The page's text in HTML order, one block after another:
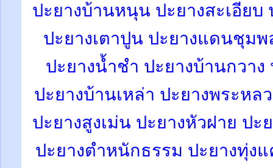
ปะยางบ้านหนุน ปะยางสะเอียบ
ปะยางเตาปูน ปะยางแดนชุมพ
ปะยางน้ำชำ ปะยางบ้านกวา
ปะยางบ้านเหล่า ปะยางพระหล
ปะยางสูงเม่น ปะยางหัวฝาย ปะ
ปะยางตำหนักธรรม ปะยางทุ่ง